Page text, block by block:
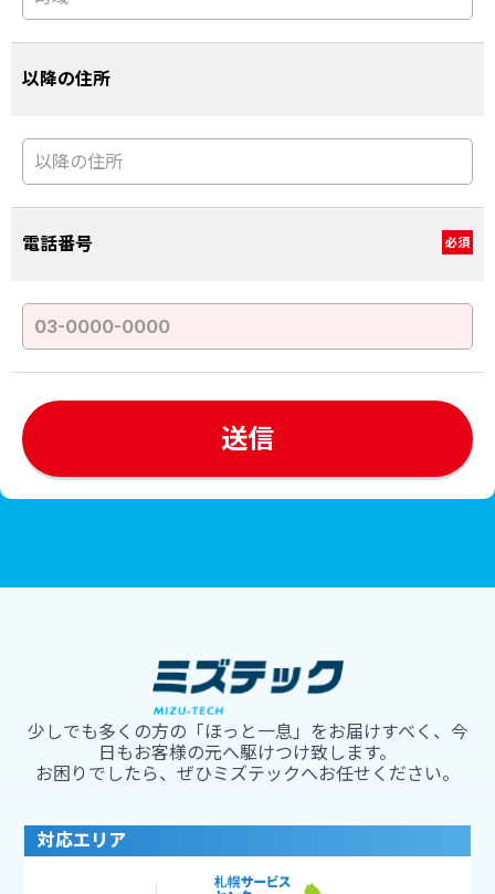
以降の住所
電話番号 必須
少しでも多くの方の「ほっと一息」をお届けすべく、今
日もお客様の元へ駆けつけ致します。
お困りでしたら、ぜひミズテックへお任せください。
対応エリア